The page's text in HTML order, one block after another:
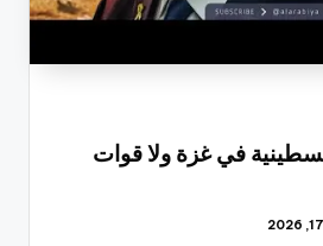
في غزة ولا قوات